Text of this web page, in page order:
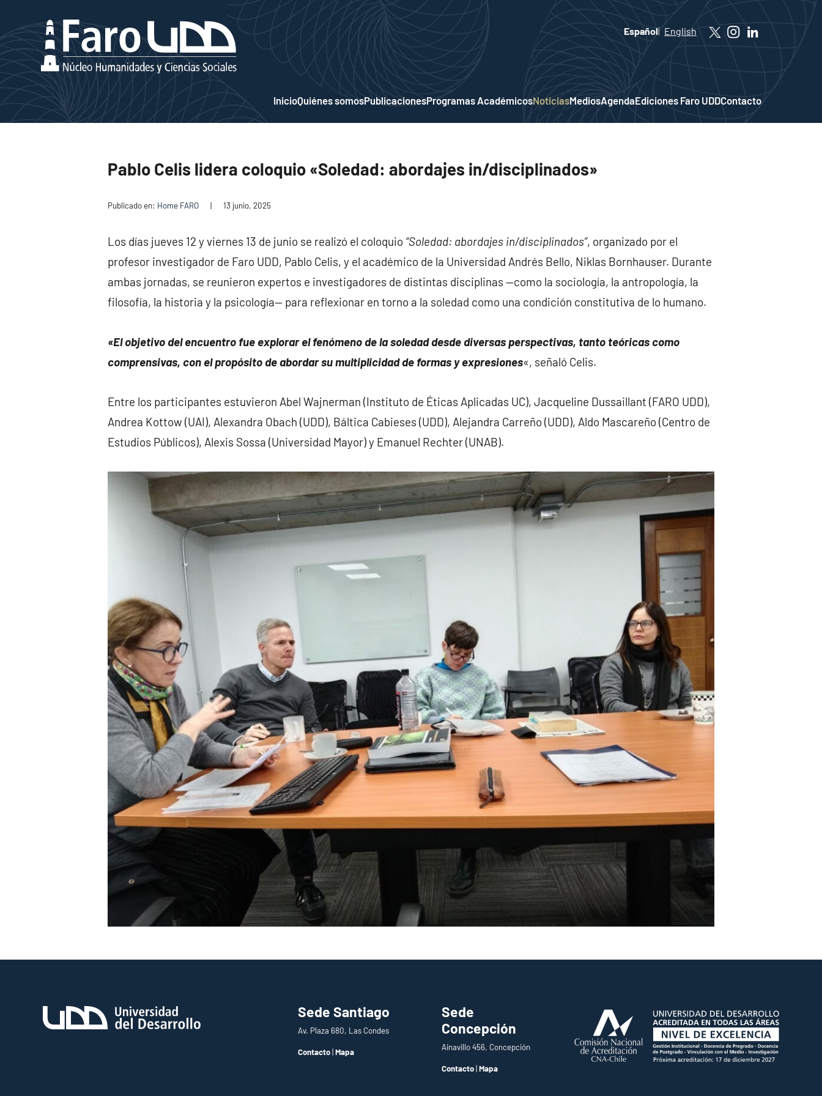
Español English
InicioQuiénes somosPublicacionesProgramas AcadémicosNoticiasMediosAgendaEdiciones Faro UDDContacto
Pablo Celis lidera coloquio «Soledad: abordajes in/disciplinados»
Publicado en: Home FARO | 13 junio, 2025
Los días jueves 12 y viernes 13 de junio se realizó el coloquio “Soledad: abordajes in/disciplinados”, organizado por el
profesor investigador de Faro UDD, Pablo Celis, y el académico de la Universidad Andrés Bello, Niklas Bornhauser. Durante
ambas jornadas, se reunieron expertos e investigadores de distintas disciplinas —como la sociología, la antropología, la
filosofía, la historia y la psicología— para reflexionar en torno a la soledad como una condición constitutiva de lo humano.
«El objetivo del encuentro fue explorar el fenómeno de la soledad desde diversas perspectivas, tanto teóricas como
comprensivas, con el propósito de abordar su multiplicidad de formas y expresiones«, señaló Celis.
Entre los participantes estuvieron Abel Wajnerman (Instituto de Éticas Aplicadas UC), Jacqueline Dussaillant (FARO UDD),
Andrea Kottow (UAI), Alexandra Obach (UDD), Báltica Cabieses (UDD), Alejandra Carreño (UDD), Aldo Mascareño (Centro de
Estudios Públicos), Alexis Sossa (Universidad Mayor) y Emanuel Rechter (UNAB).
Sede Santiago
Av. Plaza 680, Las Condes
Contacto|Mapa
Sede
Concepción
Ainavillo 456, Concepción
Contacto|Mapa